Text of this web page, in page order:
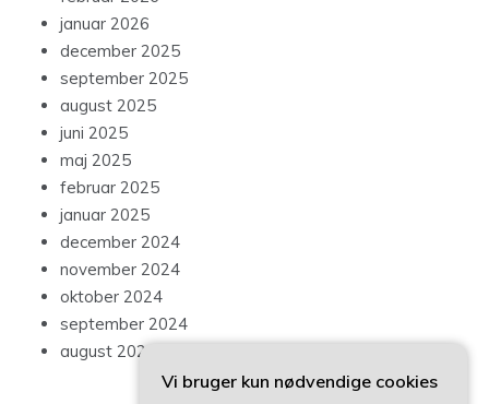
januar 2026
december 2025
september 2025
august 2025
juni 2025
maj 2025
februar 2025
januar 2025
december 2024
november 2024
oktober 2024
september 2024
august 2024
Vi bruger kun nødvendige cookies